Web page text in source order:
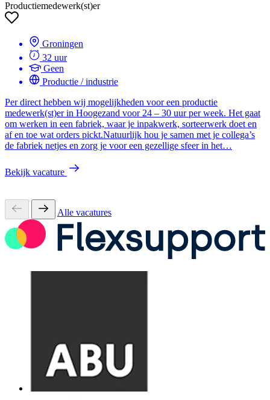
Productiemedewerk(st)er
Groningen
32 uur
Geen
Productie / industrie
Per direct hebben wij mogelijkheden voor een productie
medewerk(st)er in Hoogezand voor 24 – 30 uur per week. Het gaat
om werken in een fabriek, waar je inpakwerk, sorteerwerk doet en
af en toe wat orders pickt.Natuurlijk hou je samen met je collega’s
de fabriek netjes en zorg je voor een gezellige sfeer in het…
Bekijk vacature
Alle vacatures